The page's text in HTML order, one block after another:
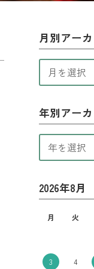
月別アー
年別アー
2026年8月
月 火
3 4